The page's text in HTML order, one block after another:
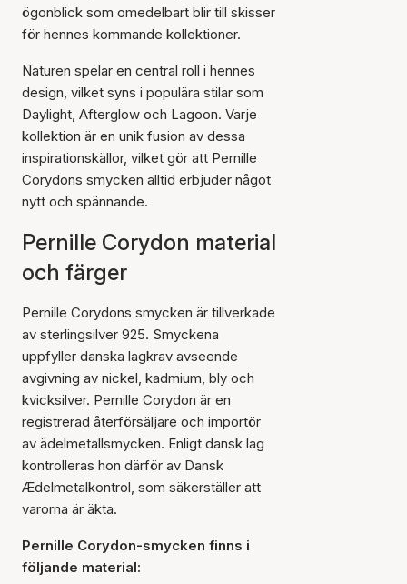
ögonblick som omedelbart blir till skisser
för hennes kommande kollektioner.
Naturen spelar en central roll i hennes
design, vilket syns i populära stilar som
Daylight, Afterglow och Lagoon. Varje
kollektion är en unik fusion av dessa
inspirationskällor, vilket gör att Pernille
Corydons smycken alltid erbjuder något
nytt och spännande.
Pernille Corydon material
och färger
Pernille Corydons smycken är tillverkade
av sterlingsilver 925. Smyckena
uppfyller danska lagkrav avseende
avgivning av nickel, kadmium, bly och
kvicksilver. Pernille Corydon är en
registrerad återförsäljare och importör
av ädelmetallsmycken. Enligt dansk lag
kontrolleras hon därför av Dansk
Ædelmetalkontrol, som säkerställer att
varorna är äkta.
Pernille Corydon-smycken finns i
följande material: